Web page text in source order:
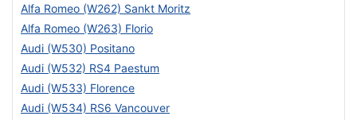
Alfa Romeo (W262) Sankt Moritz
Alfa Romeo (W263) Florio
Audi (W530) Positano
Audi (W532) RS4 Paestum
Audi (W533) Florence
Audi (W534) RS6 Vancouver